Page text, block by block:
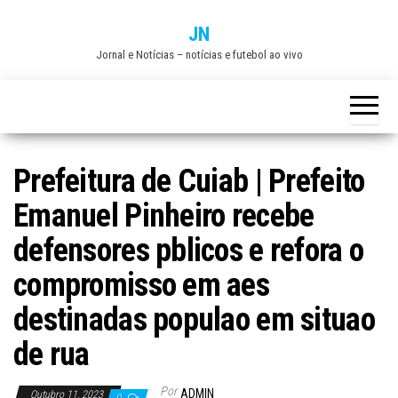
JN
Jornal e Notícias – notícias e futebol ao vivo
Prefeitura de Cuiab | Prefeito
Emanuel Pinheiro recebe
defensores pblicos e refora o
compromisso em aes
destinadas populao em situao
de rua
Outubro 11, 2023 Por ADMIN